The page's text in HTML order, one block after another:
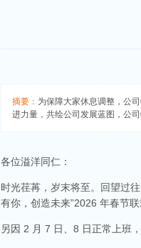
摘要： 为保障大家休息调整，公
进力量，共绘公司发展蓝图，公
各位溢洋同仁：
时光荏苒，岁末将至。回望过
有你，创造未来”2026 年春节
另因 2 月 7 日、8 日正常上班